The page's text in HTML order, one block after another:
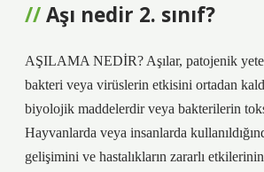
Aşı nedir 2. sınıf?
AŞILAMA NEDİR? Aşılar, patojenik
bakteri veya virüslerin etkisini ortadan
biyolojik maddelerdir veya bakterilerin
Hayvanlarda veya insanlarda
gelişimini ve hastalıkların zararlı